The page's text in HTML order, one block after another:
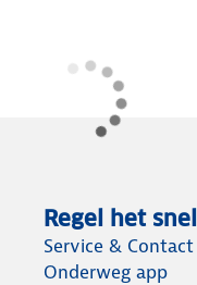
Regel het snel
Service & Contact
Onderweg app